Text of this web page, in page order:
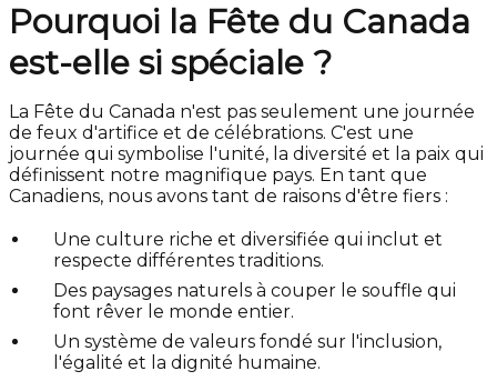
Pourquoi la Fête du Canada
est-elle si spéciale ?
La Fête du Canada n'est pas seulement une journée
de feux d'artifice et de célébrations. C'est une
journée qui symbolise l'unité, la diversité et la paix qui
définissent notre magnifique pays. En tant que
Canadiens, nous avons tant de raisons d'être fiers :
Une culture riche et diversifiée qui inclut et
respecte différentes traditions.
Des paysages naturels à couper le souffle qui
font rêver le monde entier.
Un système de valeurs fondé sur l'inclusion,
l'égalité et la dignité humaine.